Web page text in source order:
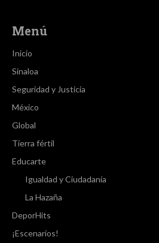
Menú
Inicio
Sinaloa
Seguridad y Justicia
México
Global
Tierra fértil
Educarte
Igualdad y Ciudadanía
La Hazaña
DeporHits
¡Escenarios!